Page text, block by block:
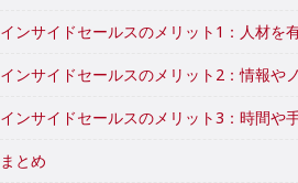
インサイドセールスのメリット1：人材を
インサイドセールスのメリット2：情報や
インサイドセールスのメリット3：時間や
まとめ